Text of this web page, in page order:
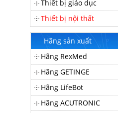
Thiết bị giáo dục
Thiết bị nội thất
Hãng sản xuất
Hãng RexMed
Hãng GETINGE
Hãng LifeBot
Hãng ACUTRONIC